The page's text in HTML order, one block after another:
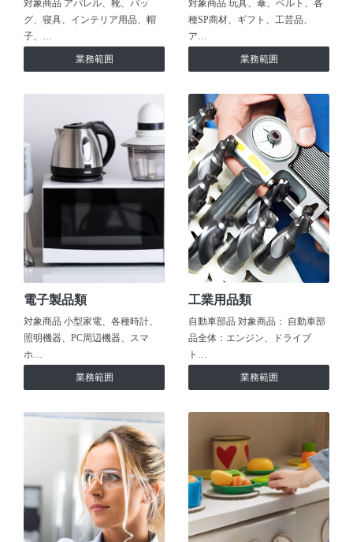
対象商品 アパレル、靴、バッ
グ、寝具、インテリア用品、帽
子、…
業務範囲
対象商品 玩具、傘、ベルト、各
種SP商材、ギフト、工芸品、
ア…
業務範囲
電子製品類
対象商品 小型家電、各種時計、
照明機器、PC周辺機器、スマ
ホ…
業務範囲
工業用品類
自動車部品 対象商品： 自動車部
品全体：エンジン、ドライブ
ト…
業務範囲